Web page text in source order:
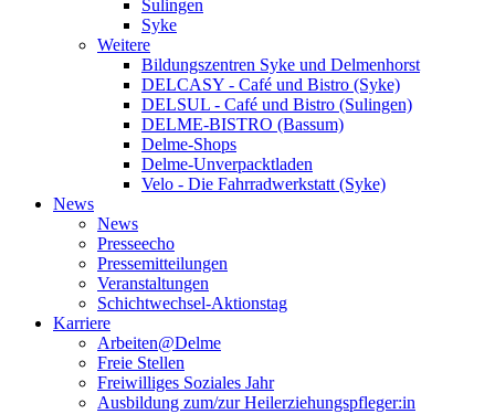
Sulingen
Syke
Weitere
Bildungszentren Syke und Delmenhorst
DELCASY - Café und Bistro (Syke)
DELSUL - Café und Bistro (Sulingen)
DELME-BISTRO (Bassum)
Delme-Shops
Delme-Unverpacktladen
Velo - Die Fahrradwerkstatt (Syke)
News
News
Presseecho
Pressemitteilungen
Veranstaltungen
Schichtwechsel-Aktionstag
Karriere
Arbeiten@Delme
Freie Stellen
Freiwilliges Soziales Jahr
Ausbildung zum/zur Heilerziehungspfleger:in